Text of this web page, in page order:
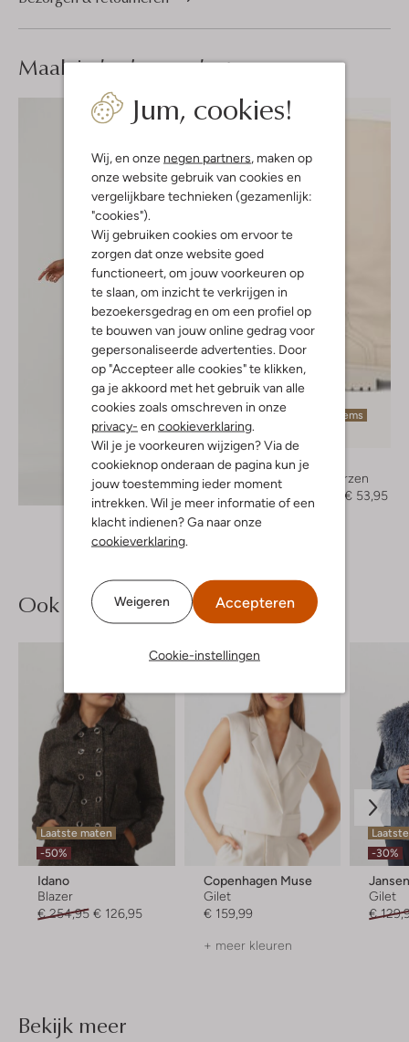
Jum, cookies!
Wij, en onze negen partners , maken op
onze website gebruik van cookies en
vergelijkbare technieken (gezamenlijk:
"cookies").
Wij gebruiken cookies om ervoor te
zorgen dat onze website goed
functioneert, om jouw voorkeuren op
te slaan, om inzicht te verkrijgen in
bezoekersgedrag en om een profiel op
te bouwen van jouw online gedrag voor
gepersonaliseerde advertenties. Door
op "Accepteer alle cookies" te klikken,
ga je akkoord met het gebruik van alle
cookies zoals omschreven in onze
privacy- en cookieverklaring
Wil je je voorkeuren wijzigen? Via de
cookieknop onderaan de pagina kun je
jouw toestemming ieder moment
intrekken. Wil je meer informatie of een
klacht indienen? Ga naar onze
cookieverklaring
Weigeren Accepteren
Cookie-instellingen
Maak jelook compleet
Ontdek de look
Laatste items
Notre-V
Hoge laarzen
€ 53,95
Ook iets voor jou?
Laatste maten
-50%
Idano
Blazer
€ 254,95 € 126,95
Copenhagen Muse
Gilet
€ 159,99
+ meer kleuren
-30%
Gilet
€
Bekijk meer